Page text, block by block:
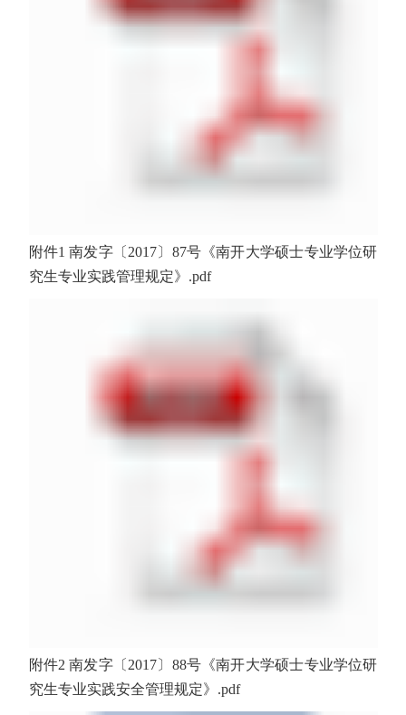
附件1 南发字〔2017〕87号《南开大学硕士专业学位研
究生专业实践管理规定》.pdf
附件2 南发字〔2017〕88号《南开大学硕士专业学位研
究生专业实践安全管理规定》.pdf